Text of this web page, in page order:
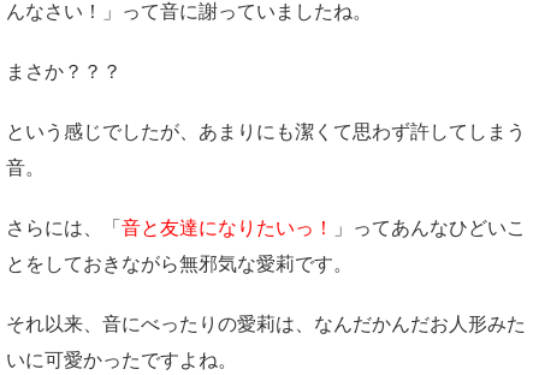
んなさい！」って音に謝っていましたね。
まさか？？？
という感じでしたが、あまりにも潔くて思わず許してしまう
音。
さらには、「 音と友達になりたいっ！
」ってあんなひどいこ
とをしておきながら無邪気な愛莉です。
それ以来、音にべったりの愛莉は、なんだかんだお人形みた
いに可愛かったですよね。